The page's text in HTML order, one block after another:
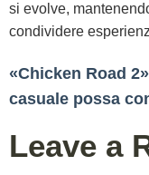
si evolve,
condividere
«Chicken Road
casuale possa
Leave a